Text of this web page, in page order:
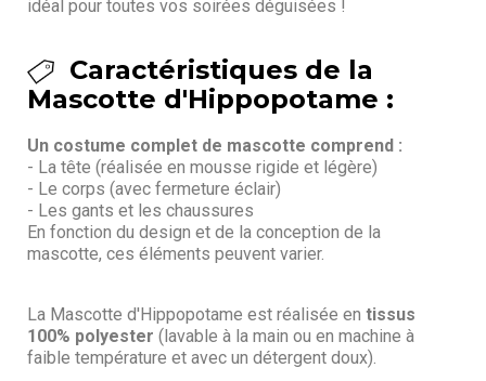
idéal pour toutes vos soirées déguisées !
Caractéristiques de la
Mascotte d'Hippopotame :
Un costume complet de mascotte comprend :
- La tête (réalisée en mousse rigide et légère)
- Le corps (avec fermeture éclair)
- Les gants et les chaussures
En fonction du design et de la conception de la
mascotte, ces éléments peuvent varier.
La Mascotte d'Hippopotame est réalisée en tissus
100% polyester (lavable à la main ou en machine à
faible température et avec un détergent doux).